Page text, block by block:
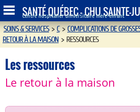
SANTÉ QUÉBEC - CHU SAINTE-
Centre hospitalier universitaire mère-enfant
SOINS & SERVICES>C>COMPLICATIONS DE
RETOUR À LA MAISON > RESSOURCES
Les ressources
Le retour à la maison